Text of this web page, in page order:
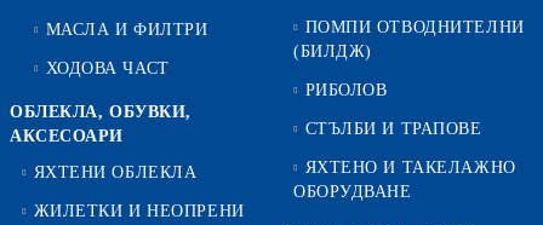
МАСЛА И ФИЛТРИ
ХОДОВА ЧАСТ
ОБЛЕКЛА, ОБУВКИ,
АКСЕСОАРИ
ЯХТЕНИ ОБЛЕКЛА
ЖИЛЕТКИ И НЕОПРЕНИ
ПОМПИ ОТВОДНИТЕЛНИ
(БИЛДЖ)
РИБОЛОВ
СТЪЛБИ И ТРАПОВЕ
ЯХТЕНО И ТАКЕЛАЖНО
ОБОРУДВАНЕ